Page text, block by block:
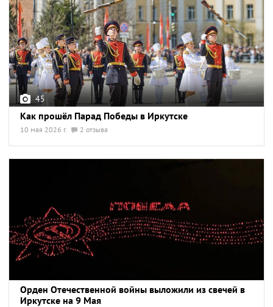
45
Как прошёл Парад Победы в Иркутске
10 мая 2026 г. 2 отзыва
Орден Отечественной войны выложили из свечей в
Иркутске на 9 Мая